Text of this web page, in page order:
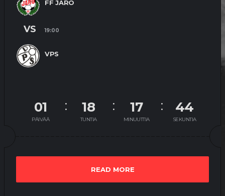
FF JARO
VPS
VS 19:00
01
PÄIVÄÄ
18
TUNTIA
17
MINUUTTIA
44
SEKUNTIA
READ MORE